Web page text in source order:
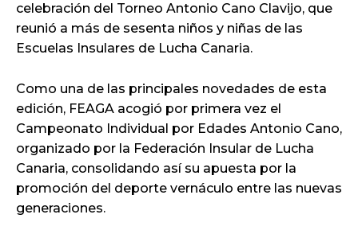
celebración del Torneo Antonio Cano Clavijo, que
reunió a más de sesenta niños y niñas de las
Escuelas Insulares de Lucha Canaria.
Como una de las principales novedades de esta
edición, FEAGA acogió por primera vez el
Campeonato Individual por Edades Antonio Cano,
organizado por la Federación Insular de Lucha
Canaria, consolidando así su apuesta por la
promoción del deporte vernáculo entre las nuevas
generaciones.